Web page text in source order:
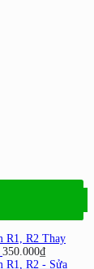
Thay
350.000₫